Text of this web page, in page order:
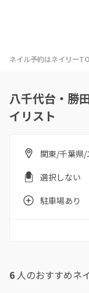
ネイル予約はネイリー
八千代台・勝
イリスト
関東/千葉県
選択しない
駐車場あり
6 人のおすすめネ